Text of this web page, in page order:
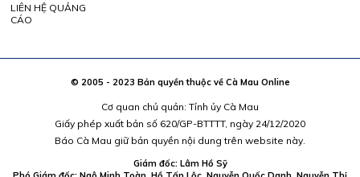
LIÊN HỆ QUẢNG
CÁO
© 2005 - 2023 Bản quyền thuộc về Cà Mau Online
Cơ quan chủ quản: Tỉnh ủy Cà Mau
Giấy phép xuất bản số 620/GP-BTTTT, ngày 24/12/2020
Báo Cà Mau giữ bản quyền nội dung trên website này.
Giám đốc: Lâm Hồ Sỹ